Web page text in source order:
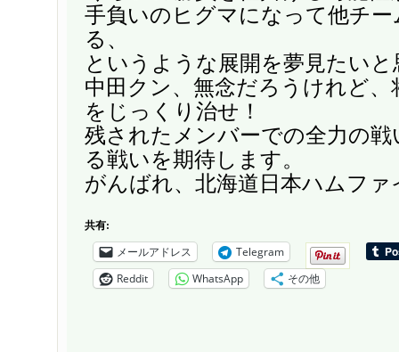
手負いのヒグマになって他チ
る、
というような展開を夢見たい
中田クン、無念だろうけれど、
をじっくり治せ！
残されたメンバーでの全力の戦
る戦いを期待します。
がんばれ、北海道日本ハムファ
共有:
メールアドレス
Telegram
Reddit
WhatsApp その他